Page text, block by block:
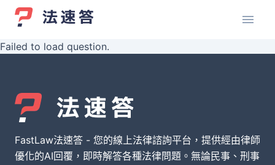
Failed to load question.
FastLaw法速答 - 您的線上法律諮詢平台，提供經由律師
優化的AI回覆，即時解答各種法律問題。無論民事、刑事